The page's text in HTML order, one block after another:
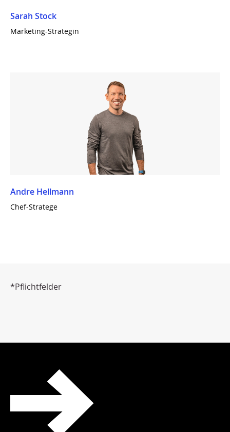
Sarah Stock
Marketing-Strategin
Andre Hellmann
Chef-Stratege
*Pflichtfelder